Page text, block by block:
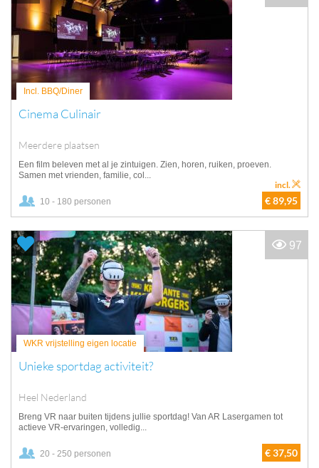
Incl. BBQ/Diner
Cinema Culinair
Meerdere plaatsen
Een film beleven met al je zintuigen. Zien, horen, ruiken, proeven.
Samen met vrienden, familie, col...
10 - 180 personen € 89,95
incl.
WKR vrijstelling eigen locatie
Unieke sportdag activiteit?
Heel Nederland
Breng VR naar buiten tijdens jullie sportdag! Van AR Lasergamen tot
actieve VR-ervaringen, volledig...
20 - 250 personen € 37,50
97